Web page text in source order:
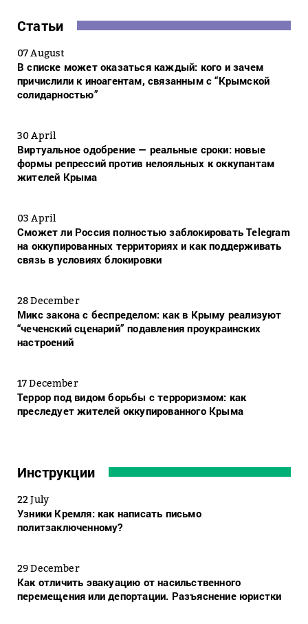
Статьи
07 August
В списке может оказаться каждый: кого и зачем
причислили к иноагентам, связанным с “Крымской
солидарностью”
30 April
Виртуальное одобрение — реальные сроки: новые
формы репрессий против нелояльных к оккупантам
жителей Крыма
03 April
Сможет ли Россия полностью заблокировать Telegram
на оккупированных территориях и как поддерживать
связь в условиях блокировки
28 December
Микс закона с беспределом: как в Крыму реализуют
“чеченский сценарий” подавления проукраинских
настроений
17 December
Террор под видом борьбы с терроризмом: как
преследует жителей оккупированного Крыма
Инструкции
22 July
Узники Кремля: как написать письмо
политзаключенному?
29 December
Как отличить эвакуацию от насильственного
перемещения или депортации. Разъяснение юристки